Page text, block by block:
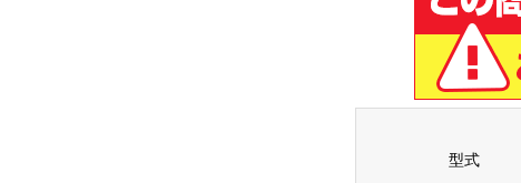
型式